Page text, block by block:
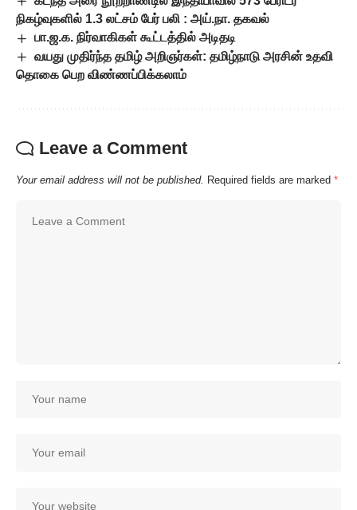
நிகழ்வுகளில் 1.3 லட்சம் பேர் பலி : அய்.நா. தகவல்
பா.ஜ.க. நிர்வாகிகள் கூட்டத்தில் அடிதடி
வயது முதிர்ந்த தமிழ் அறிஞர்கள்: தமிழ்நாடு அரசின் உதவி
தொகை பெற விண்ணப்பிக்கலாம்
Leave a Comment
Your email address will not be published. Required fields are marked *